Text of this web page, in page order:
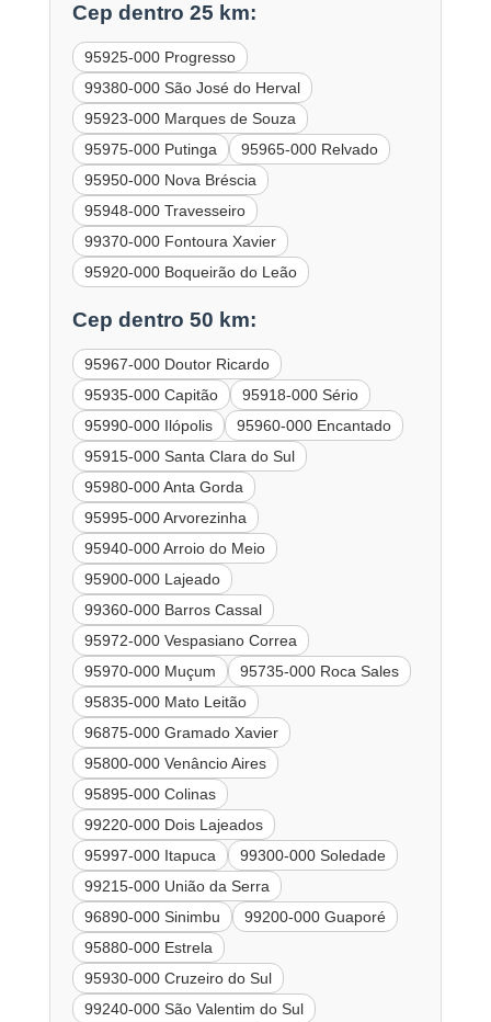
Cep dentro 25 km:
95925-000 Progresso
99380-000 São José do Herval
95923-000 Marques de Souza
95975-000 Putinga
95965-000 Relvado
95950-000 Nova Bréscia
95948-000 Travesseiro
99370-000 Fontoura Xavier
95920-000 Boqueirão do Leão
Cep dentro 50 km:
95967-000 Doutor Ricardo
95935-000 Capitão
95918-000 Sério
95990-000 Ilópolis
95960-000 Encantado
95915-000 Santa Clara do Sul
95980-000 Anta Gorda
95995-000 Arvorezinha
95940-000 Arroio do Meio
95900-000 Lajeado
99360-000 Barros Cassal
95972-000 Vespasiano Correa
95970-000 Muçum
95735-000 Roca Sales
95835-000 Mato Leitão
96875-000 Gramado Xavier
95800-000 Venâncio Aires
95895-000 Colinas
99220-000 Dois Lajeados
95997-000 Itapuca
99300-000 Soledade
99215-000 União da Serra
96890-000 Sinimbu
99200-000 Guaporé
95880-000 Estrela
95930-000 Cruzeiro do Sul
99240-000 São Valentim do Sul